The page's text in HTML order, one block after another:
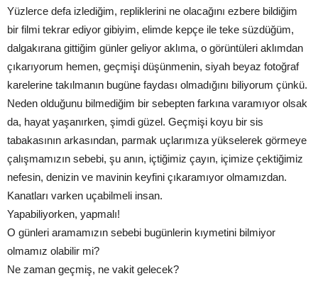
Yüzlerce defa izlediğim, repliklerini ne olacağını ezbere bildiğim
bir filmi tekrar ediyor gibiyim, elimde kepçe ile teke süzdüğüm,
dalgakırana gittiğim günler geliyor aklıma, o görüntüleri aklımdan
çıkarıyorum hemen, geçmişi düşünmenin, siyah beyaz fotoğraf
karelerine takılmanın bugüne faydası olmadığını biliyorum çünkü.
Neden olduğunu bilmediğim bir sebepten farkına varamıyor olsak
da, hayat yaşanırken, şimdi güzel. Geçmişi koyu bir sis
tabakasının arkasından, parmak uçlarımıza yükselerek görmeye
çalışmamızın sebebi, şu anın, içtiğimiz çayın, içimize çektiğimiz
nefesin, denizin ve mavinin keyfini çıkaramıyor olmamızdan.
Kanatları varken uçabilmeli insan.
Yapabiliyorken, yapmalı!
O günleri aramamızın sebebi bugünlerin kıymetini bilmiyor
olmamız olabilir mi?
Ne zaman geçmiş, ne vakit gelecek?